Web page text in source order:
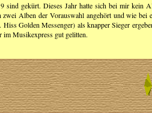
sind gekürt. Dieses Jahr hatte sich bei mir kein
Alben der Vorauswahl angehört und wie
Golden Messenger) als knapper Sieger
Musikexpress gut gelitten.